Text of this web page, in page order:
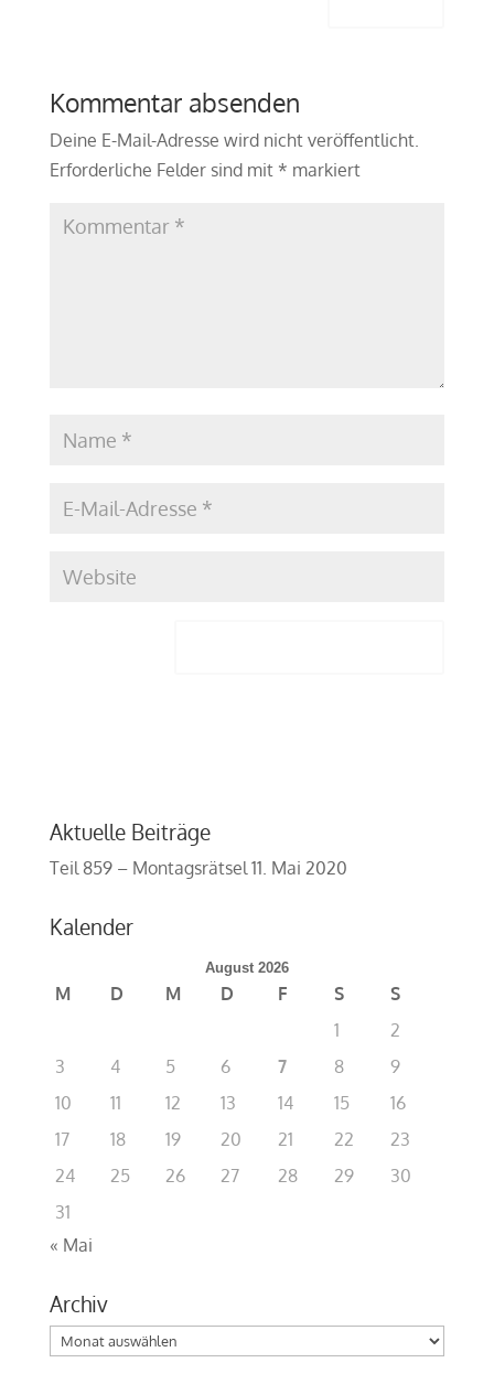
Kommentar absenden
Deine E-Mail-Adresse wird nicht veröffentlicht.
Erforderliche Felder sind mit * markiert
Aktuelle Beiträge
Teil 859 – Montagsrätsel 11. Mai 2020
Kalender
August 2026
M D M D F S
S
1
2
3
4 5 6 7 8
9
10
11 12 13 14 15
16
17
18 19 20 21 22
23
24
25 26 27 28 29
30
31
« Mai
Archiv
Archiv